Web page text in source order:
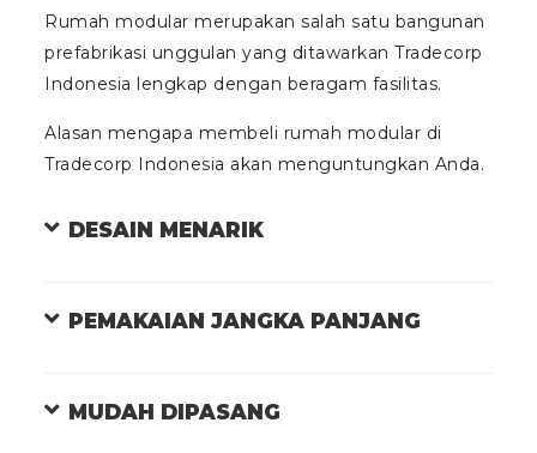
Rumah modular merupakan salah satu bangunan
prefabrikasi unggulan yang ditawarkan Tradecorp
Indonesia lengkap dengan beragam fasilitas.
Alasan mengapa membeli rumah modular di
Tradecorp Indonesia akan menguntungkan Anda.
DESAIN MENARIK
PEMAKAIAN JANGKA PANJANG
MUDAH DIPASANG